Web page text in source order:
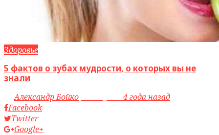
Здоровье
5 фактов о зубах мудрости, о которых вы не
знали
byАлександр Бойко
4 года назад
Facebook
Twitter
Google+